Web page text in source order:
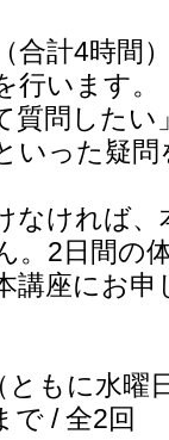
合計4時間
行います
質問した
いった疑
なければ
。2日間の
講座にお
ともに水曜
で / 全2回